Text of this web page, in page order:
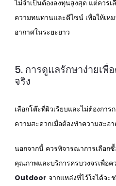
ไม่จำเป็นต้องลงทุนสูงสุด แต่ควร
ความทนทานและดีไซน์ เพื่อให้เห
อากาศในระยะยาว
5. การดูแลรักษาง่ายเพื่
จริง
เลือกโต๊ะที่ผิวเรียบและไม่ต้องกา
ความสะดวกเมื่อต้องทำความสะอ
นอกจากนี้ ควรพิจารณาการเลือก
คุณภาพและบริการครบวงจรเพื่อ
Outdoor จากแหล่งที่ไว้ใจได้จ